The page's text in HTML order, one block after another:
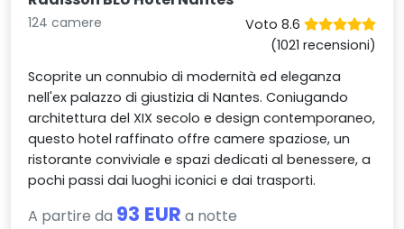
124 camere
Voto 8.6
(1021 recensioni)
Scoprite un connubio di modernità ed eleganza
nell'ex palazzo di giustizia di Nantes. Coniugando
architettura del XIX secolo e design contemporaneo,
questo hotel raffinato offre camere spaziose, un
ristorante conviviale e spazi dedicati al benessere, a
pochi passi dai luoghi iconici e dai trasporti.
A partire da 93 EUR a notte